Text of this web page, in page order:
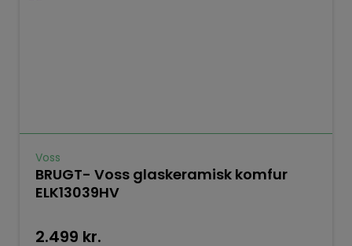
Voss
BRUGT- Voss glaskeramisk komfur
ELK13039HV
2.499 kr.